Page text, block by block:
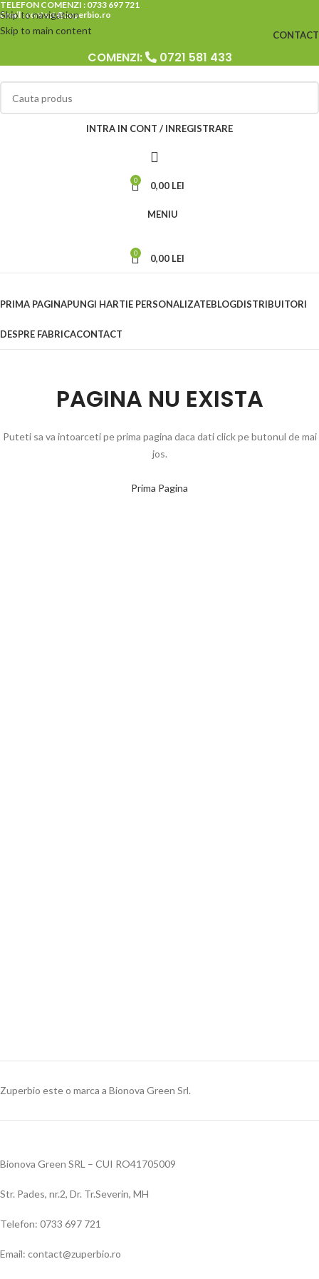
Skip to navigation
Skip to main content
TELEFON COMENZI : 0733 697 721
Email : contact@zuperbio.ro
CONTACT
COMENZI: 0721 581 433
INTRA IN CONT / INREGISTRARE
0 0,00 LEI
MENIU
0 0,00 LEI
PRIMA PAGINAPUNGI HARTIE PERSONALIZATEBLOGDISTRIBUITORI
DESPRE FABRICACONTACT
PAGINA NU EXISTA
Puteti sa va intoarceti pe prima pagina daca dati click pe butonul de mai
jos.
Prima Pagina
Zuperbio este o marca a Bionova Green Srl.
Bionova Green SRL – CUI RO41705009
Str. Pades, nr.2, Dr. Tr.Severin, MH
Telefon: 0733 697 721
Email: contact@zuperbio.ro